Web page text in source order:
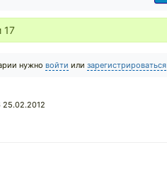
17
нужно войти или зарегистрироваться
25.02.2012